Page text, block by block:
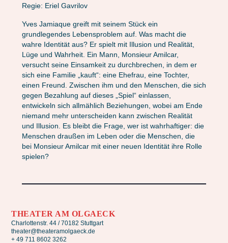
Regie: Eriel Gavrilov
Yves Jamiaque greift mit seinem Stück ein
grundlegendes Lebensproblem auf. Was macht die
wahre Identität aus? Er spielt mit Illusion und Realität,
Lüge und Wahrheit. Ein Mann, Monsieur Amilcar,
versucht seine Einsamkeit zu durchbrechen, in dem er
sich eine Familie „kauft“: eine Ehefrau, eine Tochter,
einen Freund. Zwischen ihm und den Menschen, die sich
gegen Bezahlung auf dieses „Spiel“ einlassen,
entwickeln sich allmählich Beziehungen, wobei am Ende
niemand mehr unterscheiden kann zwischen Realität
und Illusion. Es bleibt die Frage, wer ist wahrhaftiger: die
Menschen draußen im Leben oder die Menschen, die
bei Monsieur Amilcar mit einer neuen Identität ihre Rolle
spielen?
THEATER AM OLGAECK
Charlottenstr. 44 / 70182 Stuttgart
theater@theateramolgaeck.de
+ 49 711 8602 3262